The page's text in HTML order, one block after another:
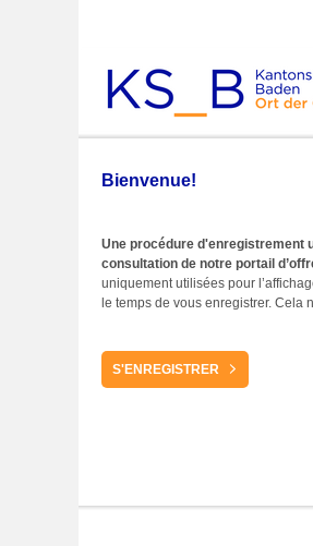
Bienvenue!
Une procédure d'enregistrement
consultation de notre portail
uniquement utilisées pour
le temps de vous enregistrer. Cela
ENREGISTREMENT
S'ENREGISTRER